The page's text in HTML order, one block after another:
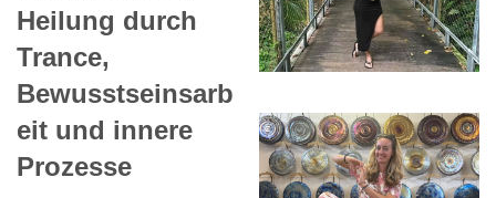
Heilung durch
Trance,
Bewusstseinsarb
eit und innere
Prozesse